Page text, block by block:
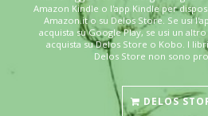
Amazon Kindle o l'app Kindle per
Amazon.it o su Delos Store. Se usi
acquista su Google Play, se usi un
acquista su Delos Store o Kobo. I
Delos Store non sono
DELOS